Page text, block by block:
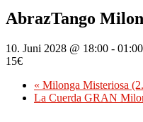
AbrazTango
10. Juni 2028 @ 18:00 - 01:00
15€
« Milonga Misteriosa
La Cuerda GRAN